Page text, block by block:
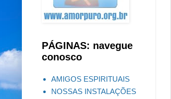
PÁGINAS: navegue
conosco
AMIGOS ESPIRITUAIS
NOSSAS INSTALAÇÕES